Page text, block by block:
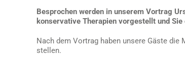
Besprochen werden in unserem Vortrag
konservative Therapien vorgestellt und
Nach dem Vortrag haben unsere Gäste die
stellen.